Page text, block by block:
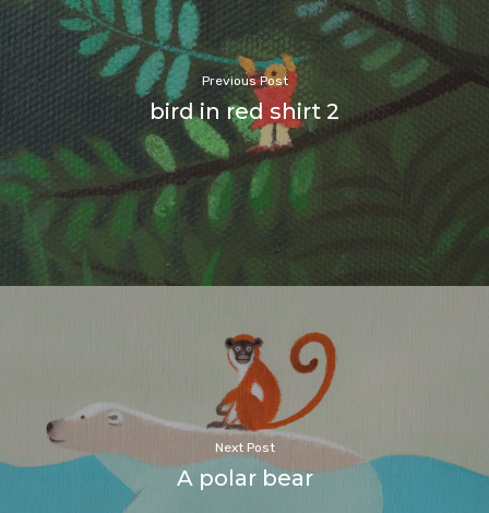
Previous Post
bird in red shirt 2
Next Post
A polar bear